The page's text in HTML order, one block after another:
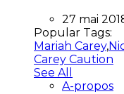
27 mai
Popular Tags:
Mariah Carey,
Carey Caution
See All
A-propos